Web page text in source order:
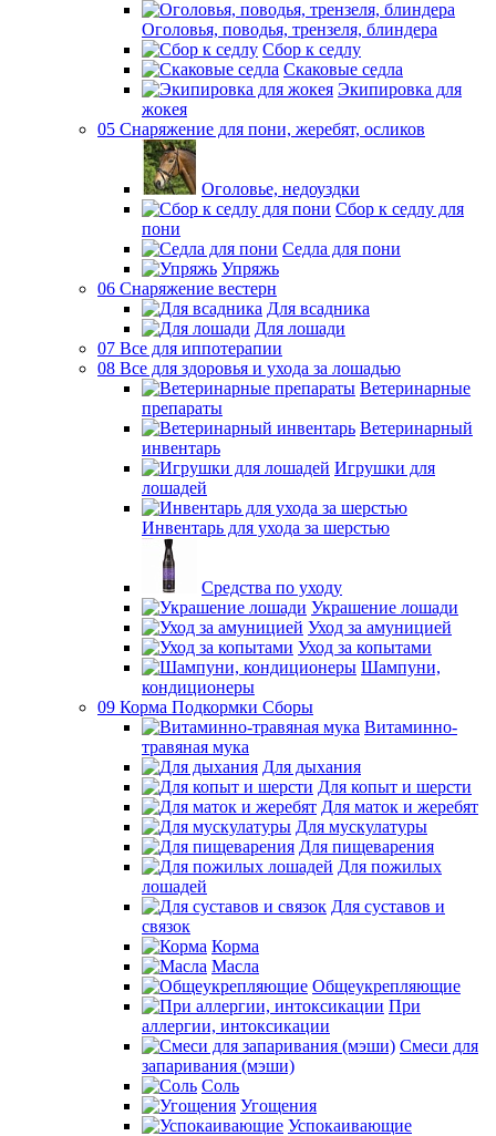
Оголовья, поводья, трензеля, блиндера
Сбор к седлу
Скаковые седла
Экипировка для
жокея
05 Снаряжение для пони, жеребят, осликов
Оголовье, недоуздки
Сбор к седлу для
пони
Седла для пони
Упряжь
06 Снаряжение вестерн
Для всадника
Для лошади
07 Все для иппотерапии
08 Все для здоровья и ухода за лошадью
Ветеринарные
препараты
Ветеринарный
инвентарь
Игрушки для
лошадей
Инвентарь для ухода за шерстью
Средства по уходу
Украшение лошади
Уход за амуницией
Уход за копытами
Шампуни,
кондиционеры
09 Корма Подкормки Сборы
Витаминно-
травяная мука
Для дыхания
Для копыт и шерсти
Для маток и жеребят
Для мускулатуры
Для пищеварения
Для пожилых
лошадей
Для суставов и
связок
Корма
Масла
Общеукрепляющие
При
аллергии, интоксикации
Смеси для
запаривания (мэши)
Соль
Угощения
Успокаивающие